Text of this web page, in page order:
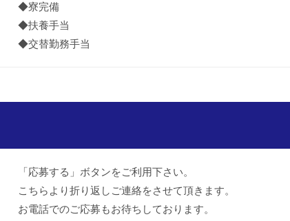
◆寮完備
◆扶養手当
◆交替勤務手当
「応募する」ボタンをご利用下さい。
こちらより折り返しご連絡をさせて頂きます。
お電話でのご応募もお待ちしております。